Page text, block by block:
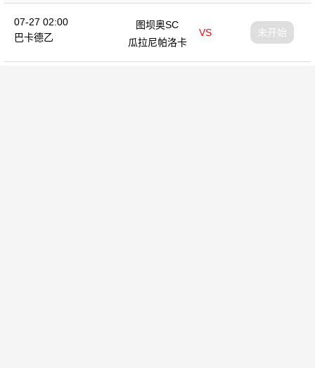
07-27 02:00
巴卡德乙
图坝奥SC
VS
瓜拉尼帕洛卡
未开始